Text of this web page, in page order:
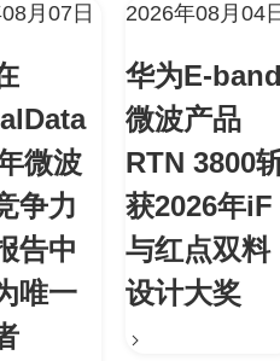
月07日
微波
争力
告中
唯一
2026年08月04
华为E-
微波产品
RTN 3800
获2026年iF
与红点双料
设计大奖